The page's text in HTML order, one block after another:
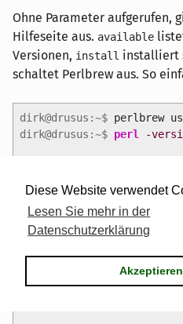
Diese Website verwendet
Lesen Sie mehr in der
Datenschutzerklärung
Akzeptieren
Ohne Parameter aufgerufen,
Hilfeseite aus. available
Versionen, install installiert
schaltet Perlbrew aus. So
dirk@drusus:~$ perlbrew
dirk@drusus:~$ perl -
v5.17.10 )built
Copyright1987-2013, Larry
Perl may be copied only
the Artistic License or
License,whichmay be